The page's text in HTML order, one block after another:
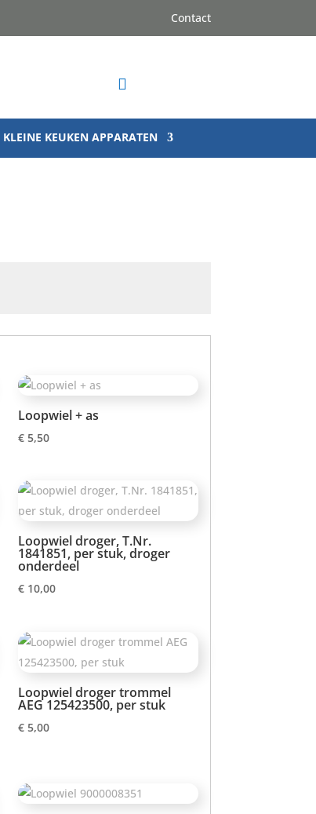
Contact

KLEINE KEUKEN APPARATEN
Loopwiel + as
€ 5,50
Loopwiel droger, T.Nr.
1841851, per stuk, droger
onderdeel
€ 10,00
Loopwiel droger trommel
AEG 125423500, per stuk
€ 5,00